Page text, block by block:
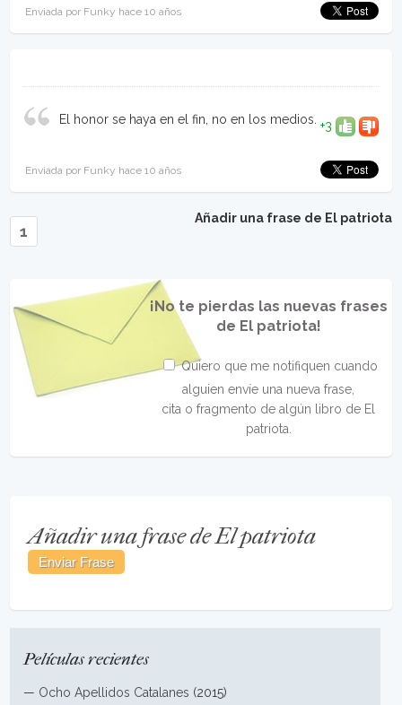
Enviada por Funky hace 10 años
El honor se haya en el fin, no en los medios. +3
Enviada por Funky hace 10 años
Añadir una frase de El patriota
1
¡No te pierdas las nuevas frases
de El patriota!
Quiero que me notifiquen cuando
alguien envíe una nueva frase,
cita o fragmento de algún libro de El
patriota.
Añadir una frase de El patriota
Películas recientes
— Ocho Apellidos Catalanes (2015)